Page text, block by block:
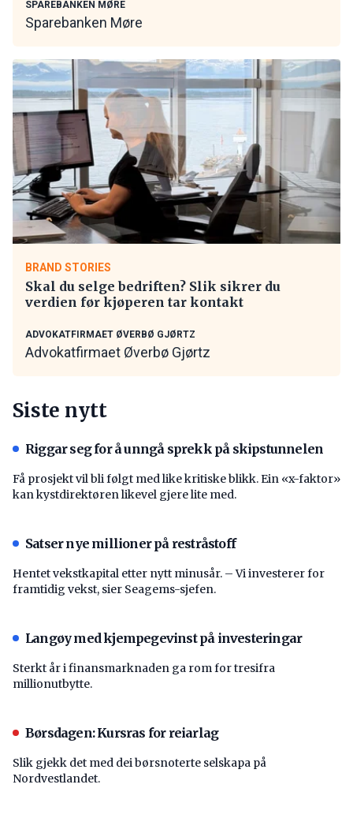
SPAREBANKEN MØRE
Sparebanken Møre
BRAND STORIES
Skal du selge bedriften? Slik sikrer du
verdien før kjøperen tar kontakt
ADVOKATFIRMAET ØVERBØ GJØRTZ
Advokatfirmaet Øverbø Gjørtz
Siste nytt
Riggar seg for å unngå sprekk på skipstunnelen
Få prosjekt vil bli følgt med like kritiske blikk. Ein «x-faktor»
kan kystdirektøren likevel gjere lite med.
Satser nye millioner på restråstoff
Hentet vekstkapital etter nytt minusår. – Vi investerer for
framtidig vekst, sier Seagems-sjefen.
Langøy med kjempegevinst på investeringar
Sterkt år i finansmarknaden ga rom for tresifra
millionutbytte.
Børsdagen: Kursras for reiarlag
Slik gjekk det med dei børsnoterte selskapa på
Nordvestlandet.